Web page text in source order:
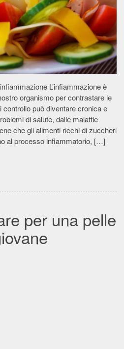
L’infiammazione è
organismo per contrastare le
può diventare cronica e
di salute, dalle malattie
che gli alimenti ricchi di zuccheri
al processo infiammatorio, […]
per una pelle